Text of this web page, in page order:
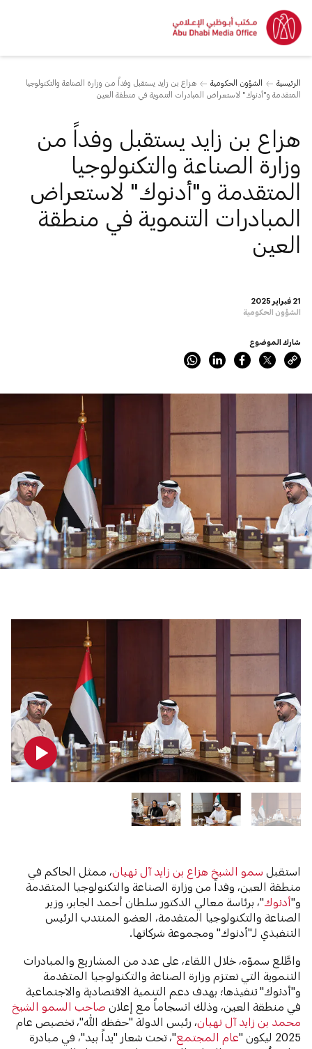
الرئيسية الشؤون الحكومية
هزاع بن زايد يستقبل وفداً من وزارة الصناعة والتكنولوجيا
المتقدمة و"أدنوك" لاستعراض المبادرات التنموية في منطقة العين
21 فبراير 2025
الشؤون الحكومية
هزاع بن زايد يستقبل وفداً من
وزارة الصناعة والتكنولوجيا
المتقدمة و"أدنوك" لاستعراض
المبادرات التنموية في منطقة
العين
شارك الموضوع
استقبل سمو الشيخ هزاع بن زايد آل نهيان، ممثل الحاكم في
منطقة العين، وفداً من وزارة الصناعة والتكنولوجيا المتقدمة
و"أدنوك "، برئاسة معالي الدكتور سلطان أحمد الجابر، وزير
الصناعة والتكنولوجيا المتقدمة، العضو المنتدب الرئيس
التنفيذي لـ"أدنوك" ومجموعة شركاتها.
واطَّلع سموّه، خلال اللقاء، على عدد من المشاريع والمبادرات
التنموية التي تعتزم وزارة الصناعة والتكنولوجيا المتقدمة
و"أدنوك" تنفيذها؛ بهدف دعم التنمية الاقتصادية والاجتماعية
في منطقة العين، وذلك انسجاماً مع إعلان صاحب السمو الشيخ
محمد بن زايد آل نهيان، رئيس الدولة "حفظه الله"، تخصيص عام
2025 ليكون "
عام المجتمع"، تحت شعار "يداً بيد"، في مبادرة